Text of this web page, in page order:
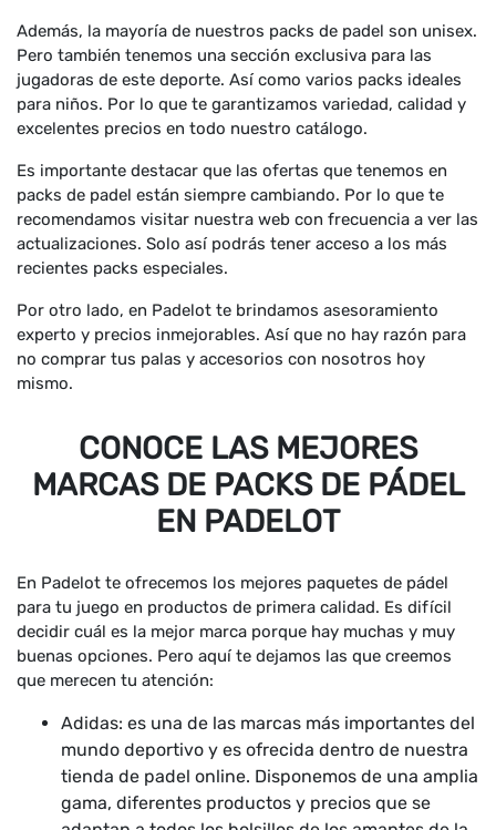
Además, la mayoría de nuestros packs de padel son unisex.
Pero también tenemos una sección exclusiva para las
jugadoras de este deporte. Así como varios packs ideales
para niños. Por lo que te garantizamos variedad, calidad y
excelentes precios en todo nuestro catálogo.
Es importante destacar que las ofertas que tenemos en
packs de padel están siempre cambiando. Por lo que te
recomendamos visitar nuestra web con frecuencia a ver las
actualizaciones. Solo así podrás tener acceso a los más
recientes packs especiales.
Por otro lado, en Padelot te brindamos asesoramiento
experto y precios inmejorables. Así que no hay razón para
no comprar tus palas y accesorios con nosotros hoy
mismo.
CONOCE LAS MEJORES
MARCAS DE PACKS DE PÁDEL
EN PADELOT
En Padelot te ofrecemos los mejores paquetes de pádel
para tu juego en productos de primera calidad. Es difícil
decidir cuál es la mejor marca porque hay muchas y muy
buenas opciones. Pero aquí te dejamos las que creemos
que merecen tu atención:
Adidas: es una de las marcas más importantes del
mundo deportivo y es ofrecida dentro de nuestra
tienda de padel online. Disponemos de una amplia
gama, diferentes productos y precios que se